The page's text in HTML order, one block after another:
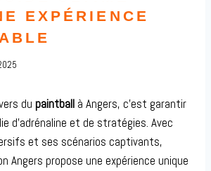
EXPÉRIENCE
du paintball à Angers, c’est garantir
d’adrénaline et de stratégies. Avec
et ses scénarios captivants,
Angers propose une expérience unique